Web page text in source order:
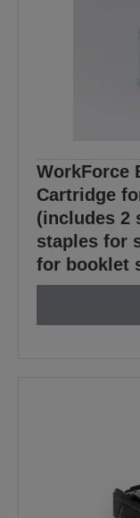
WorkForce
Cartridge
(includes 2
staples for
for booklet